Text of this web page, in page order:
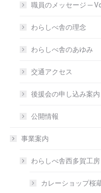
職員のメッセージ ─
わらしべ舎の理念
わらしべ舎のあゆみ
交通アクセス
後援会の申し込み案内
公開情報
事業案内
わらしべ舎西多賀工房
カレーショップ桜